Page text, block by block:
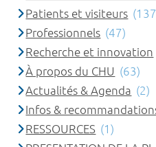
Patients et visiteurs
Professionnels (47)
Recherche et innovation
À propos du CHU (63)
Actualités & Agenda (2)
Infos &
RESSOURCES (1)